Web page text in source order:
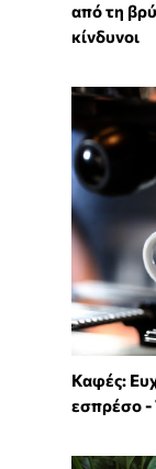
από τη
κίνδυνοι
Καφές:
εσπρέσο -